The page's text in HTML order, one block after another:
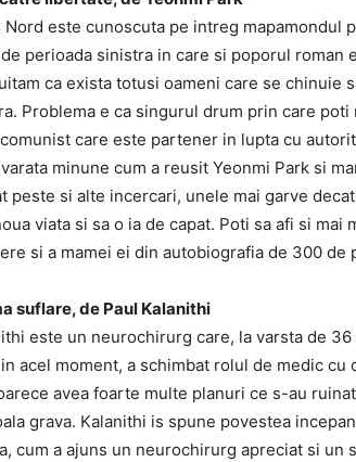
Nord este cunoscuta pe intreg mapamondul
perioada sinistra in care si poporul roman
ca exista totusi oameni care se chinuie
Problema e ca singurul drum prin care
care este partener in lupta cu
minune cum a reusit Yeonmi Park si
peste si alte incercari, unele mai garve
viata si sa o ia de capat. Poti sa afi si
si a mamei ei din autobiografia de 300 de
suflare, de Paul Kalanithi
este un neurochirurg care, la varsta de
acel moment, a schimbat rolul de medic
avea foarte multe planuri ce s-au
grava. Kalanithi is spune povestea
cum a ajuns un neurochirurg apreciat si